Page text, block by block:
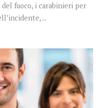
fuoco, i carabinieri per
...